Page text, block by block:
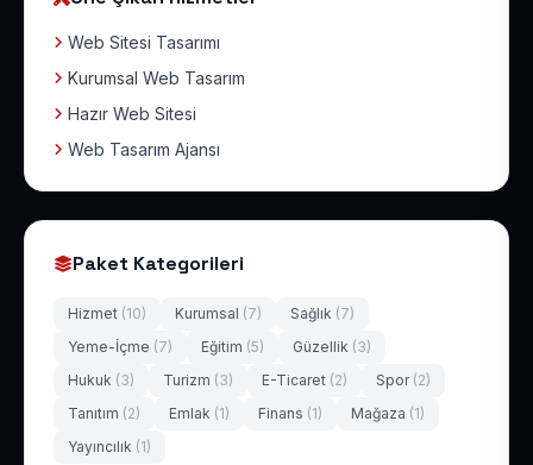
Web Sitesi Tasarımı
Kurumsal Web Tasarım
Hazır Web Sitesi
Web Tasarım Ajansı
Paket Kategorileri
Hizmet (10) Kurumsal (7) Sağlık (7)
Yeme-İçme (7) Eğitim (5) Güzellik (3)
Hukuk (3) Turizm (3) E-Ticaret (2) Spor (2)
Tanıtım (2) Emlak (1) Finans (1) Mağaza (1)
Yayıncılık (1)